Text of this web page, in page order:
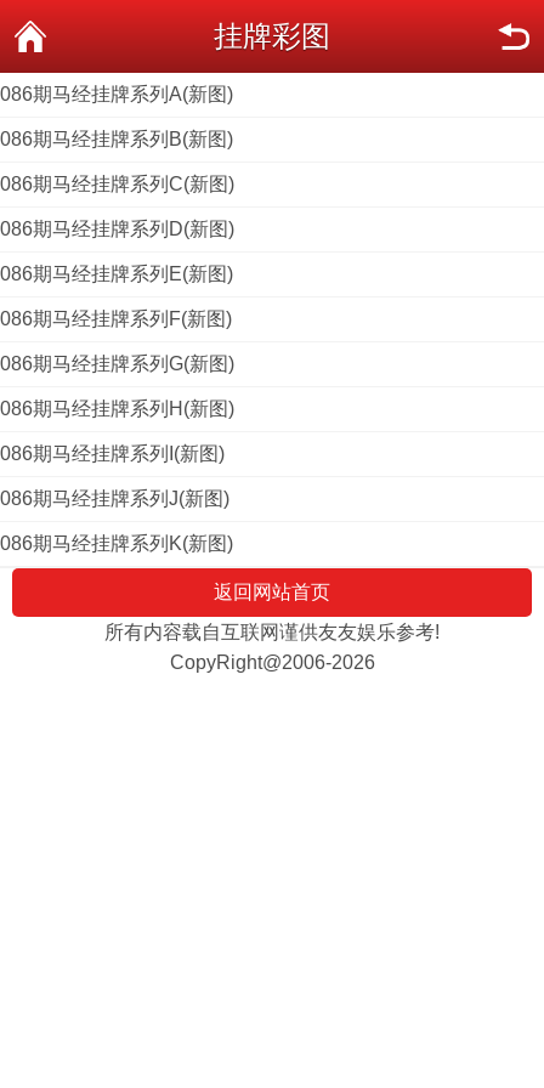
挂牌彩图
086期马经挂牌系列A(新图)
086期马经挂牌系列B(新图)
086期马经挂牌系列C(新图)
086期马经挂牌系列D(新图)
086期马经挂牌系列E(新图)
086期马经挂牌系列F(新图)
086期马经挂牌系列G(新图)
086期马经挂牌系列H(新图)
086期马经挂牌系列I(新图)
086期马经挂牌系列J(新图)
086期马经挂牌系列K(新图)
返回网站首页
所有内容载自互联网谨供友友娱乐参考!
CopyRight@2006-2026